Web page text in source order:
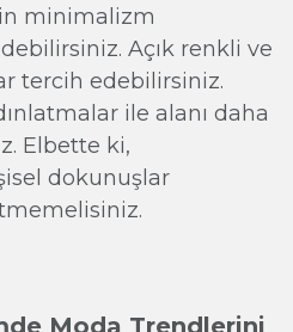
minimalizm
Açık renkli ve
tercih edebilirsiniz.
ile alanı daha
Elbette ki,
dokunuşlar
Moda Trendlerini